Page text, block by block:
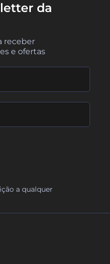
da
receber
e ofertas
a qualquer